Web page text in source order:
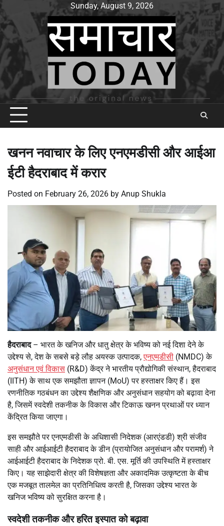
Skip
to
content
Sunday, August 9, 2026
खनन नवाचार के लिए एनएमडीसी और आईआ
ईटी हैदराबाद में करार
Posted on February 26, 2026 by Anup Shukla
हैदराबाद– भारत के खनिज और धातु क्षेत्र के भविष्य को नई दिशा देने के
उद्देश्य से, देश के सबसे बड़े लौह अयस्क उत्पादक,एनएमडीसी (NMDC) के
अनुसंधान एवं विकास (R&D) केंद्र ने भारतीय प्रौद्योगिकी संस्थान, हैदराबाद
(IITH) के साथ एक समझौता ज्ञापन (MoU) पर हस्ताक्षर किए हैं। इस
रणनीतिक गठबंधन का उद्देश्य शैक्षणिक और अनुसंधान सहयोग को बढ़ावा देना
है, जिसमें स्वदेशी तकनीक के विकास और टिकाऊ खनन प्रथाओं पर ध्यान
केंद्रित किया जाएगा।
इस समझौते पर एनएमडीसी के अधिशासी निदेशक (आरएंडडी) श्री संजीव
साही और आईआईटी हैदराबाद के डीन (प्रायोजित अनुसंधान और परामर्श) ने
आईआईटी हैदराबाद के निदेशक प्रो. बी. एस. मूर्ति की उपस्थिति में हस्ताक्षर
किए। यह साझेदारी क्षेत्र की विशेषज्ञता और अकादमिक उत्कृष्टता के बीच
एक मजबूत तालमेल का प्रतिनिधित्व करती है, जिसका उद्देश्य भारत के
खनिज भविष्य को सुरक्षित करना है।
स्वदेशी तकनीक और हरित इस्पात को बढ़ावा